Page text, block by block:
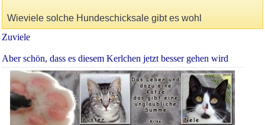
Wieviele solche Hundeschicksale gibt es wohl
Zuviele
Aber schön, dass es diesem Kerlchen jetzt besser gehen wird